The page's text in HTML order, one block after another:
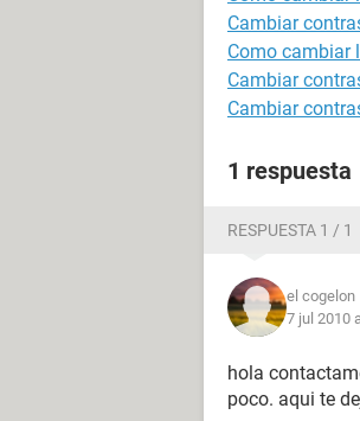
Cambiar
Como cambiar
Cambiar
Cambiar
1 respuesta
RESPUESTA 1 / 1
el cogelon
7 jul 2010
hola
poco. aqui te